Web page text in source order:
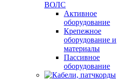
ВОЛС
Активное
оборудование
Крепежное
оборудование и
материалы
Пассивное
оборудование